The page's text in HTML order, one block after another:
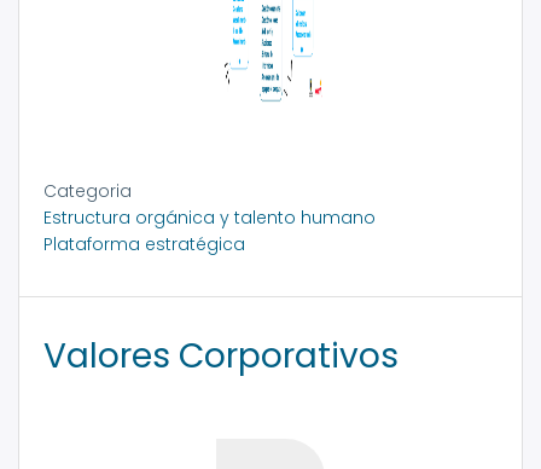
Categoria
Estructura orgánica y talento humano
Plataforma estratégica
Valores Corporativos